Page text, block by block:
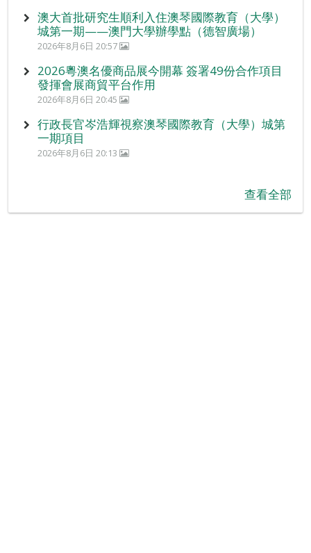
澳大首批研究生順利入住澳琴國際教育（大學）
城第一期——澳門大學辦學點（德智廣場）
2026年8月6日 20:57
2026粵澳名優商品展今開幕 簽署49份合作項目
發揮會展商貿平台作用
2026年8月6日 20:45
行政長官岑浩輝視察澳琴國際教育（大學）城第
一期項目
2026年8月6日 20:13
查看全部